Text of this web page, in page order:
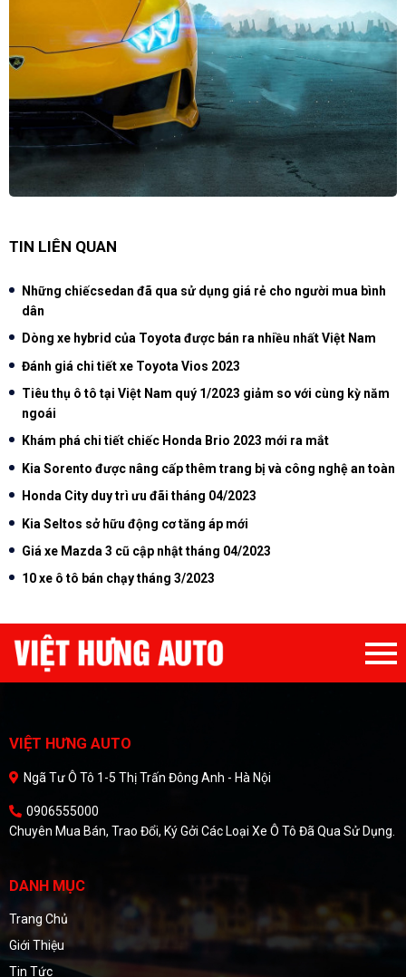
TIN LIÊN QUAN
Những chiếcsedan đã qua sử dụng giá rẻ cho người mua bình
dân
Dòng xe hybrid của Toyota được bán ra nhiều nhất Việt Nam
Đánh giá chi tiết xe Toyota Vios 2023
Tiêu thụ ô tô tại Việt Nam quý 1/2023 giảm so với cùng kỳ năm
ngoái
Khám phá chi tiết chiếc Honda Brio 2023 mới ra mắt
Kia Sorento được nâng cấp thêm trang bị và công nghệ an toàn
Honda City duy trì ưu đãi tháng 04/2023
Kia Seltos sở hữu động cơ tăng áp mới
Giá xe Mazda 3 cũ cập nhật tháng 04/2023
10 xe ô tô bán chạy tháng 3/2023
VIỆT HƯNG AUTO
Ngã Tư Ô Tô 1-5 Thị Trấn Đông Anh - Hà Nội
0906555000
Chuyên Mua Bán, Trao Đổi, Ký Gởi Các Loại Xe Ô Tô Đã Qua Sử Dụng.
DANH MỤC
Trang Chủ
Giới Thiệu
Tin Tức